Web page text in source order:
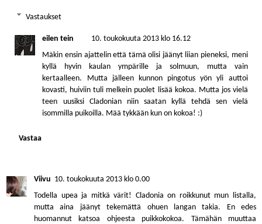
Vastaukset
eilen tein
10. toukokuuta 2013 klo 16.12
Mäkin ensin ajattelin että tämä olisi jäänyt liian pieneksi, meni
kyllä hyvin kaulan ympärille ja solmuun, mutta vain
kertaalleen. Mutta jälleen kunnon pingotus yön yli auttoi
kovasti, huiviin tuli melkein puolet lisää kokoa. Mutta jos vielä
teen uusiksi Cladonian niin saatan kyllä tehdä sen vielä
isommilla puikoilla. Mää tykkään kun on kokoa! :)
Vastaa
Viivu 10. toukokuuta 2013 klo 0.00
Todella upea ja mitkä värit! Cladonia on roikkunut mun listalla,
mutta aina jäänyt tekemättä ohuen langan takia. En edes
huomannut katsoa ohjeesta puikkokokoa. Tämähän muuttaa